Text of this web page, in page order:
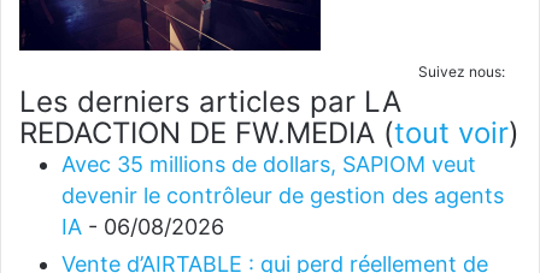
Suivez nous:
Les derniers articles par LA
REDACTION DE FW.MEDIA (tout voir)
Avec 35 millions de dollars, SAPIOM veut
devenir le contrôleur de gestion des agents
IA - 06/08/2026
Vente d’AIRTABLE : qui perd réellement de